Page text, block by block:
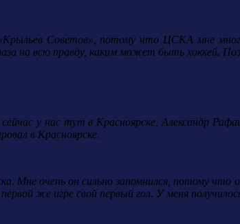
Советов», потому что ЦСКА мне
на всю правду, каким может быть хоккей.
у нас тут в Красноярске, Александр
в Красноярске.
Мне очень он сильно запомнился, потому
же игре свой первый гол. У меня